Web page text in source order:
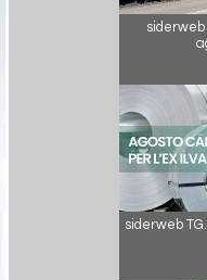
siderweb
siderweb